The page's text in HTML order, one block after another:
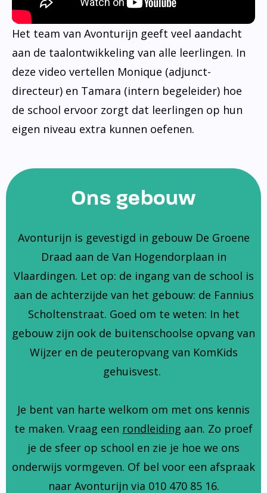
Het team van Avonturijn geeft veel aandacht
aan de taalontwikkeling van alle leerlingen. In
deze video vertellen Monique (adjunct-
directeur) en Tamara (intern begeleider) hoe
de school ervoor zorgt dat leerlingen op hun
eigen niveau extra kunnen oefenen.
Ons gebouw
Avonturijn is gevestigd in gebouw De Groene
Draad aan de Van Hogendorplaan in
Vlaardingen. Let op: de ingang van de school is
aan de achterzijde van het gebouw: de Fannius
Scholtenstraat. Goed om te weten: In het
gebouw zijn ook de buitenschoolse opvang van
Wijzer en de peuteropvang van KomKids
gehuisvest.
Je bent van harte welkom om met ons kennis
te maken. Vraag een rondleiding aan. Zo proef
je de sfeer op school en zie je hoe we ons
onderwijs vormgeven. Of bel voor een afspraak
naar Avonturijn via 010 470 85 16.